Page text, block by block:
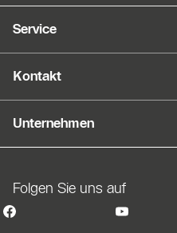
Service
Kontakt
Unternehmen
Folgen Sie uns auf